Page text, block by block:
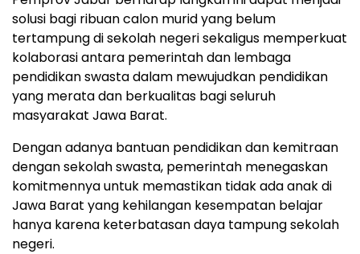
solusi bagi ribuan calon murid yang belum
tertampung di sekolah negeri sekaligus memperkuat
kolaborasi antara pemerintah dan lembaga
pendidikan swasta dalam mewujudkan pendidikan
yang merata dan berkualitas bagi seluruh
masyarakat Jawa Barat.
Dengan adanya bantuan pendidikan dan kemitraan
dengan sekolah swasta, pemerintah menegaskan
komitmennya untuk memastikan tidak ada anak di
Jawa Barat yang kehilangan kesempatan belajar
hanya karena keterbatasan daya tampung sekolah
negeri.